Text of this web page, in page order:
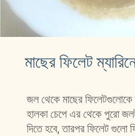
মাছের ফিলেট
জল থেকে মাছের ফিলেটগুলোকে
হালকা চেপে এর থেকে পুরো
দিতে হবে, তারপর ফিলেট গুলো